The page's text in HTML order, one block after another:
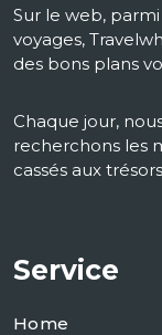
Sur le web,
voyages,
des bons plans
Chaque jour,
recherchons les
cassés aux
Service
Home